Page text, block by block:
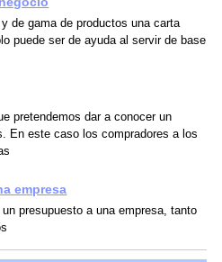
de gama de productos una carta
puede ser de ayuda al servir de base
pretendemos dar a conocer un
En este caso los compradores a los
empresa
presupuesto a una empresa, tanto